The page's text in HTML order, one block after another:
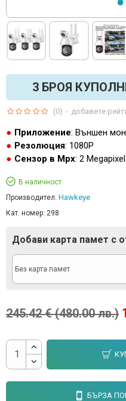
3 БРОЯ
Приложение: Външен
Резолюция: 1080P
Сензор в Mpx: 2
В наличност
Производител: Hawkeye
Кат. номер: 298
(0) - добавете
245.42 € (480.00 лв.)
Добави карта памет с
БЪРЗА